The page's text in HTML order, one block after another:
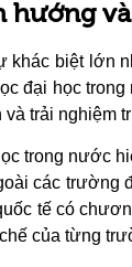
hướng
khác biệt lớn
đại học
và trải nghiệm
trong nước
các trường
tế có
của từng